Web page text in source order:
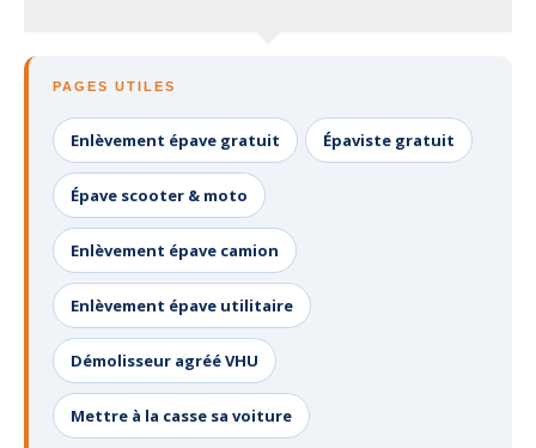
PAGES UTILES
Enlèvement épave gratuit Épaviste gratuit
Épave scooter & moto
Enlèvement épave camion
Enlèvement épave utilitaire
Démolisseur agréé VHU
Mettre à la casse sa voiture